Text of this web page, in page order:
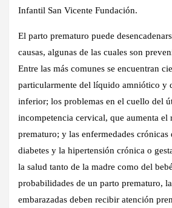
Infantil San Vicente Fundación.
El parto prematuro puede
causas, algunas de las cuales son
Entre las más comunes se encuentran
particularmente del líquido amniótico y
inferior; los problemas en el cuello del
incompetencia cervical, que aumenta el
prematuro; y las enfermedades
diabetes y la hipertensión crónica o
la salud tanto de la madre como del
probabilidades de un parto prematuro,
embarazadas deben recibir atención